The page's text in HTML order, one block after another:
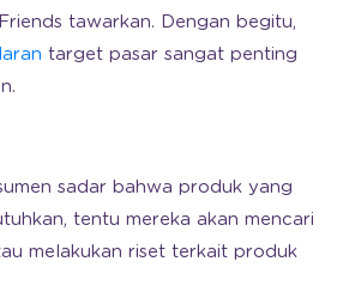
tawarkan. Dengan begitu,
target pasar sangat penting
sadar bahwa produk yang
tentu mereka akan mencari
melakukan riset terkait produk